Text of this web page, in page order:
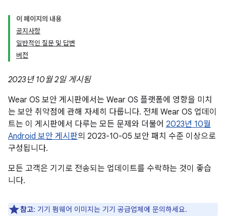
이 페이지의 내용
공지사항
일반적인 질문 및 답변
버전
2023년 10월 2일 게시됨
Wear OS 보안 게시판에서는 Wear OS 플랫폼에 영향을 미치
는 보안 취약점에 관해 자세히 다룹니다. 전체 Wear OS 업데이
트는 이 게시판에서 다루는 모든 문제와 더불어 2023년 10월
Android 보안 게시판의 2023-10-05 보안 패치 수준 이상으로
구성됩니다.
모든 고객은 기기로 전송되는 업데이트를 수락하는 것이 좋습
니다.
참고: 기기 펌웨어 이미지는 기기 공급업체에 문의하세요.